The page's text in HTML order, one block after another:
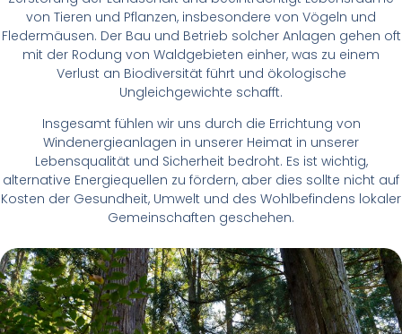
von Tieren und Pflanzen, insbesondere von Vögeln und
Fledermäusen. Der Bau und Betrieb solcher Anlagen gehen oft
mit der Rodung von Waldgebieten einher, was zu einem
Verlust an Biodiversität führt und ökologische
Ungleichgewichte schafft.
Insgesamt fühlen wir uns durch die Errichtung von
Windenergieanlagen in unserer Heimat in unserer
Lebensqualität und Sicherheit bedroht. Es ist wichtig,
alternative Energiequellen zu fördern, aber dies sollte nicht auf
Kosten der Gesundheit, Umwelt und des Wohlbefindens lokaler
Gemeinschaften geschehen.